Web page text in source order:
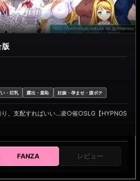
・巨乳 露出・羞恥 妊娠・孕ませ・腹ボテ
り、支配すればいい…凌○催○SLG【HYPNOS
FANZA レビュー